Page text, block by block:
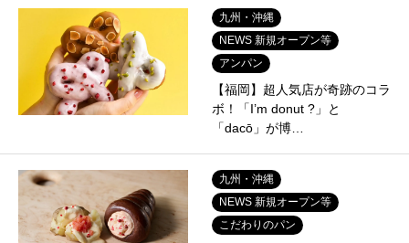
九州・沖縄
NEWS 新規オープン等
アンパン
【福岡】超人気店が奇跡のコラ
ボ！「I’m donut ?」と
「dacō」が博…
九州・沖縄
NEWS 新規オープン等
こだわりのパン